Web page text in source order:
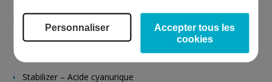
pH Phenol Red – Mesure du pH
Alkalinity – Titre alcalimétrique complet (TAC)
Stabilizer – Acide cyanurique
Personnaliser
Accepter tous les
cookies